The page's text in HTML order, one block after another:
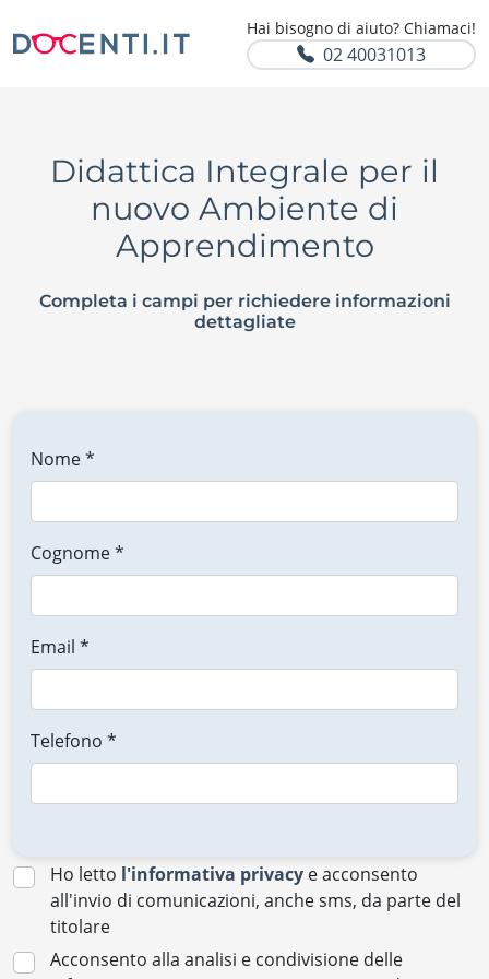
Hai bisogno di aiuto? Chiamaci!
02 40031013
Didattica Integrale per il
nuovo Ambiente di
Apprendimento
Completa i campi per richiedere informazioni
dettagliate
Nome *
Cognome *
Email *
Telefono *
Ho letto l'informativa privacy e acconsento
all'invio di comunicazioni, anche sms, da parte del
titolare
Acconsento alla analisi e condivisione delle